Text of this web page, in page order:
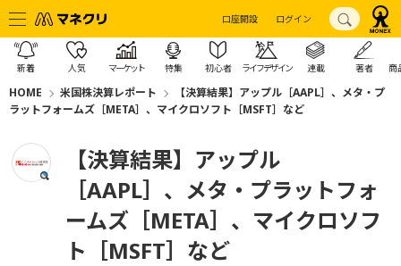
口座開設 ログイン
新着 人気 マーケット 特集 初心者 ライフデザイン 連載 著者 商
HOME 米国株決算レポート
【決算結果】アップル［AAPL］、メタ・プ
ラットフォームズ［META］、マイクロソフト［MSFT］など
【決算結果】アップル
［AAPL］、メタ・プラットフォ
ームズ［META］、マイクロソフ
ト［MSFT］など